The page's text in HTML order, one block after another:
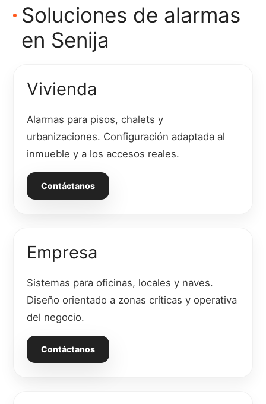
Soluciones de alarmas
en Senija
Vivienda
Alarmas para pisos, chalets y
urbanizaciones. Configuración adaptada al
inmueble y a los accesos reales.
Contáctanos
Empresa
Sistemas para oficinas, locales y naves.
Diseño orientado a zonas críticas y operativa
del negocio.
Contáctanos